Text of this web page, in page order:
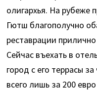
олигархья. На рубеже
Гютш благополучно
реставрации
Сейчас въехать в
город с его террасы
всего лишь за 200